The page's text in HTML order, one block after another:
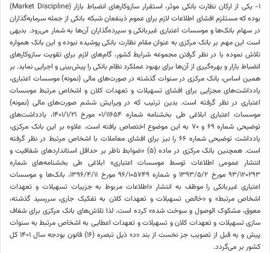
۱- یکی از ارکان نظارت بانکی موثر، استقرار سازوکارهای انضباط بازار (Market Discipline)
بوده که مستلزم افشای اطلاعات لازم برای عموم ذینفعان شبکه بانکی از جمله سرمایه‌‌گذاران
در سهام بانک‌ها و موسسات اعتباری غیربانکی و سپرده‌گذاران آن‌ها به شمار می‌رود. بدیهی
است این مهم بر بانک مرکزی به عنوان مقام نظارت بانکی پوشیده نبوده و این بانک همواره
تلاش نموده با در نظر گرفتن مجموعه شرایط کشور، گام‌های لازم برای تقویت سازوکارهای
انضباط بازار و بهره‌گیری از آن‌ها برای بهبود عملکرد نظام بانکی را پیش‌بینی و اجرایی نماید. بر
همین اساس، بانک مرکزی در سنوات گذشته در صورت‌های مالی (نمونه) موسسات اعتباری،
یادداشت‌های مجزایی برای افشای تسهیلات و تعهدات کلان و اشخاص مرتبط موسسات
اعتباری در نظر گرفته است. بدین ترتیب که در ویرایش ششم صورت‌های مالی (نمونه)
موسسات اعتباری ابلاغی طی بخشنامه شماره ۱۱۶۵۴‏/۰۱ مورخ ۲۱‏/۱‏/۱۴۰۱، یادداشت‌های
توضیحی شماره ۶۹ و ۷۰ به این موضوع اختصاص یافته است. علاوه بر این بانک مرکزی،
یادداشت‌ توضیحی شماره ۶۶ را نیز برای افشای معاملات با اشخاص مرتبط در نظر گرفته
است. همچنین بانک مرکزی در ماده (۵) «ضوابط ناظر بر حداقل استانداردهای شفافیت و
انتشار عمومی اطلاعات توسط موسسات اعتباری» ابلاغی طی بخشنامه‌های شماره
۱۲۰۲۹۳‏/۹۳ مورخ ۲‏/۵‏/۱۳۹۳ و شماره ۱۰۵۷۴۹‏/۹۶ مورخ ۱۱‏/۴‏/۱۳۹۶، بانک‌ها و موسسات
اعتباری غیربانکی را موظف به انتشار «اطلاعات مربوط به جزییات تسهیلات و تعهدات
اشخاص مرتبط» و «خالص تسهیلات و تعهدات کلان به تفکیک جاری، سررسید گذشته،
معوق، مشکوک الوصول و سوخت شده» کرده است. لذا تلاش‌های بانک مرکزی برای شفاف
سازی تسهیلات و تعهدات کلان و تسهیلات و تعهدات اعطایی به اشخاص مرتبط به سنوات
پیش و به قبل از تصویب جز نخست از بند «د» ذیل تبصره (۱۶) قانون بودجه سال ۱۴۰۱ کل
کشور بر می‌گردد.